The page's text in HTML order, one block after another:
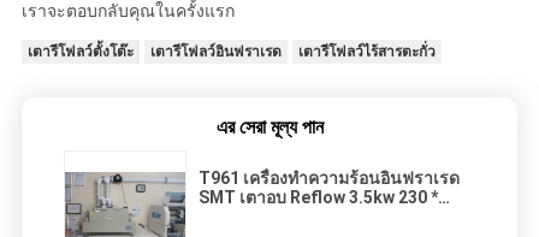
เราจะตอบกลับคุณในครั้งแรก
เตารีโฟลว์ตั้งโต๊ะ เตารีโฟลว์อินฟราเรด เตารีโฟลว์ไร้สารตะกั่ว
এর সেরা মূল্য পান
T961 เครื่องทำความร้อนอินฟราเรด
SMT เตาอบ Reflow 3.5kw 230 *